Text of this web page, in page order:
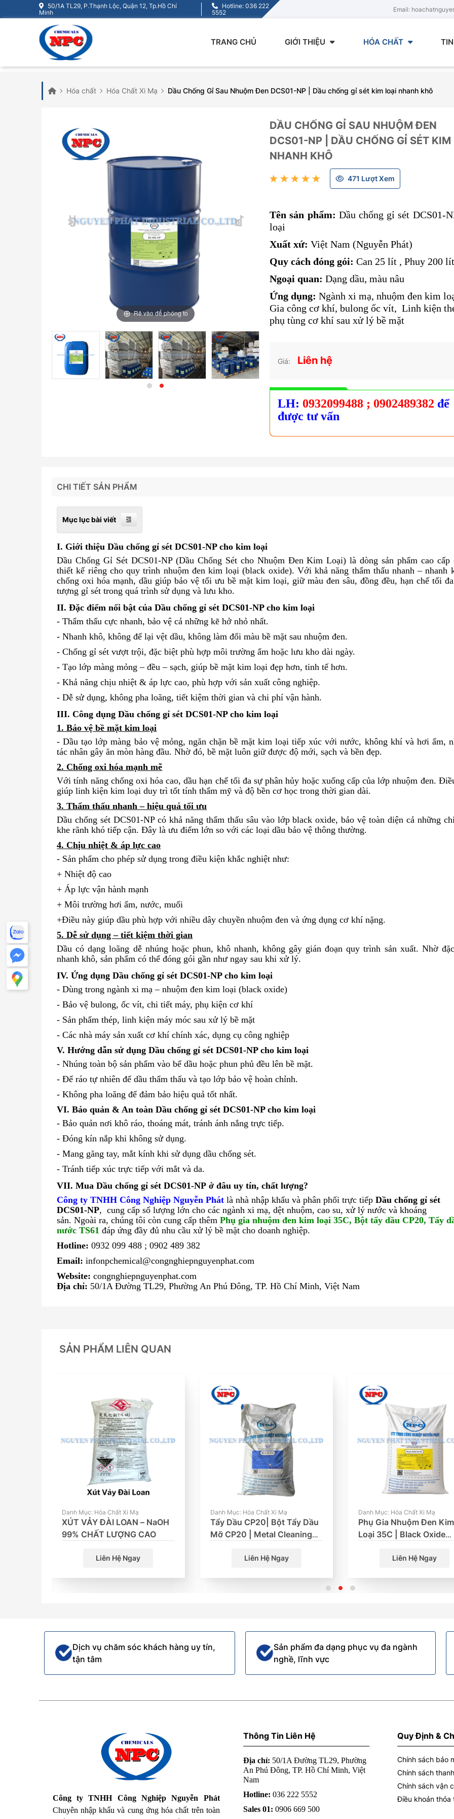
50/1A TL29, P.Thạnh Lộc, Quận 12, Tp.Hồ Chí
Minh
Hotline: 036 222
5552
Email:
TRANG CHỦ GIỚI THIỆU HÓA CHẤT
Hóa chất Hóa Chất Xi Mạ Dầu Chống Gỉ Sau Nhuộm Đen DCS01-NP | Dầu chống gỉ sét kim loại nhanh khô
Rê vào để phóng to
DẦU CHỐNG GỈ SAU NHUỘM ĐEN
DCS01-NP | DẦU CHỐNG GỈ SÉT KIM
NHANH KHÔ
471 Lượt Xem
Tên sản phẩm: Dầu chống gỉ sét DCS01-
loại
Xuất xứ: Việt Nam (Nguyễn Phát)
Quy cách đóng gói: Can 25 lít , Phuy 200
Ngoại quan: Dạng dầu, màu nâu
Ứng dụng:Ngành xi mạ, nhuộm đen kim
Gia công cơ khí, bulong ốc vít, Linh kiện
phụ tùng cơ khí sau xử lý bề mặt
Giá: Liên hệ
LH: 0932099488 ; 0902489382 để
được tư vấn
CHI TIẾT SẢN PHẨM
Mục lục bài viết
I. Giới thiệu Dầu chống gỉ sét DCS01-NP cho kim loại
Dầu Chống Gỉ Sét DCS01-NP (Dầu Chống Sét cho Nhuộm Đen Kim Loại) là dòng sản phẩm cao cấp
thiết kế riêng cho quy trình nhuộm đen kim loại (black oxide). Với khả năng thẩm thấu nhanh – nhanh
chống oxi hóa mạnh, dầu giúp bảo vệ tối ưu bề mặt kim loại, giữ màu đen sâu, đồng đều, hạn chế tối
tượng gỉ sét trong quá trình sử dụng và lưu kho.
II. Đặc điểm nổi bật của Dầu chống gỉ sét DCS01-NP cho kim loại
- Thẩm thấu cực nhanh, bảo vệ cả những kẽ hở nhỏ nhất.
- Nhanh khô, không để lại vệt dầu, không làm đổi màu bề mặt sau nhuộm đen.
- Chống gỉ sét vượt trội, đặc biệt phù hợp môi trường ẩm hoặc lưu kho dài ngày.
- Tạo lớp màng mỏng – đều – sạch, giúp bề mặt kim loại đẹp hơn, tinh tế hơn.
- Khả năng chịu nhiệt & áp lực cao, phù hợp với sản xuất công nghiệp.
- Dễ sử dụng, không pha loãng, tiết kiệm thời gian và chi phí vận hành.
III. Công dụng Dầu chống gỉ sét DCS01-NP cho kim loại
1. Bảo vệ bề mặt kim loại
- Dầu tạo lớp màng bảo vệ mỏng, ngăn chặn bề mặt kim loại tiếp xúc với nước, không khí và hơi ẩm,
tác nhân gây ăn mòn hàng đầu. Nhờ đó, bề mặt luôn giữ được độ mới, sạch và bền đẹp.
2. Chống oxi hóa mạnh mẽ
Với tính năng chống oxi hóa cao, dầu hạn chế tối đa sự phân hủy hoặc xuống cấp của lớp nhuộm đen.
giúp linh kiện kim loại duy trì tốt tính thẩm mỹ và độ bền cơ học trong thời gian dài.
3. Thẩm thấu nhanh – hiệu quả tối ưu
Dầu chống sét DCS01-NP có khả năng thẩm thấu sâu vào lớp black oxide, bảo vệ toàn diện cả những
khe rãnh khó tiếp cận. Đây là ưu điểm lớn so với các loại dầu bảo vệ thông thường.
4. Chịu nhiệt & áp lực cao
- Sản phẩm cho phép sử dụng trong điều kiện khắc nghiệt như:
+ Nhiệt độ cao
+ Áp lực vận hành mạnh
+ Môi trường hơi ẩm, nước, muối
+Điều này giúp dầu phù hợp với nhiều dây chuyền nhuộm đen và ứng dụng cơ khí nặng.
5. Dễ sử dụng – tiết kiệm thời gian
Dầu có dạng loãng dễ nhúng hoặc phun, khô nhanh, không gây gián đoạn quy trình sản xuất. Nhờ
nhanh khô, sản phẩm có thể đóng gói gần như ngay sau khi xử lý.
IV. Ứng dụng Dầu chống gỉ sét DCS01-NP cho kim loại
- Dùng trong ngành xi mạ – nhuộm đen kim loại (black oxide)
- Bảo vệ bulong, ốc vít, chi tiết máy, phụ kiện cơ khí
- Sản phẩm thép, linh kiện máy móc sau xử lý bề mặt
- Các nhà máy sản xuất cơ khí chính xác, dụng cụ công nghiệp
V. Hướng dẫn sử dụng Dầu chống gỉ sét DCS01-NP cho kim loại
- Nhúng toàn bộ sản phẩm vào bể dầu hoặc phun phủ đều lên bề mặt.
- Để ráo tự nhiên để dầu thẩm thấu và tạo lớp bảo vệ hoàn chỉnh.
- Không pha loãng để đảm bảo hiệu quả tốt nhất.
VI. Bảo quản & An toàn Dầu chống gỉ sét DCS01-NP cho kim loại
- Bảo quản nơi khô ráo, thoáng mát, tránh ánh nắng trực tiếp.
- Đóng kín nắp khi không sử dụng.
- Mang găng tay, mắt kính khi sử dụng dầu chống sét.
- Tránh tiếp xúc trực tiếp với mắt và da.
VII.MuaDầu chống gỉ sét DCS01-NP ở đâu uy tín, chất lượng?
Công ty TNHH Công Nghiệp Nguyễn Phát là nhà nhập khẩu và phân phối trực tiếpDầu chống gỉ sét
DCS01-NP, cung cấp số lượng lớn cho các ngành xi mạ, dệt nhuộm, cao su, xử lý nước và khoáng
sản.Ngoài ra, chúng tôi còn cung cấp thêmPhụ gia nhuộm đen kim loại 35C,Bột tẩy dầu CP20,Tẩy
nước TS61 đáp ứng đầy đủ nhu cầu xử lý bề mặt cho doanh nghiệp.
Hotline: 0932 099 488 ; 0902 489 382
Email: infonpchemical@congnghiepnguyenphat.com
Website: congnghiepnguyenphat.com
Địa chỉ: 50/1A Đường TL29, Phường An Phú Đông, TP. Hồ Chí Minh, Việt Nam
SẢN PHẨM LIÊN QUAN
Danh Mục: Hóa Chất Xi Mạ
XÚT VẢY ĐÀI LOAN – NaOH
99% CHẤT LƯỢNG CAO
Liên Hệ Ngay
Danh Mục: Hóa Chất Xi Mạ
Tẩy Dầu CP20| Bột Tẩy Dầu
Mỡ CP20 | Metal Cleaning
Liên Hệ Ngay
Danh Mục: Hóa Chất Xi Mạ
Phụ Gia Nhuộm Đen Kim
Loại 35C | Black Oxide
Liên Hệ Ngay
Dịch vụ chăm sóc khách hàng uy tín,
tận tâm
Sản phẩm đa dạng phục vụ đa ngành
nghề, lĩnh vực
Công ty TNHH Công Nghiệp Nguyễn Phát
Chuyên nhập khẩu và cung ứng hóa chất trên toàn
Thông Tin Liên Hệ
Địa chỉ: 50/1A Đường TL29, Phường
An Phú Đông, TP. Hồ Chí Minh, Việt
Nam
Hotline:036 222 5552
Sales 01: 0906 669 500
Quy Định &
Chính sách bảo
Chính sách
Chính sách vận
Điều khoản thỏa